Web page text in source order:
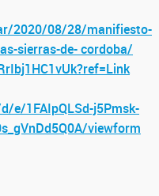
2020/08/28/manifiesto-
sierras-de- cordoba/
e/1FAIpQLSd-j5Pmsk-
viewform